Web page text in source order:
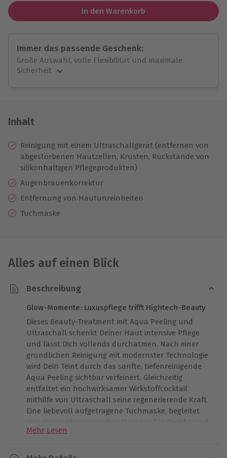
In den Warenkorb
Immer das passende Geschenk:
Große Auswahl, volle Flexibilität und maximale
Sicherheit
Jeder Gutschein für alle Erlebnisse einlösbar.
10 Jahre gültig & verlängerbar.
Inhalt
Reinigung mit einem Ultraschallgerät (entfernen von
abgestorbenen Hautzellen, Krusten, Rückstände von
silikonhaltigen Pflegeprodukten)
Augenbrauenkorrektur
Entfernung von Hautunreinheiten
Tuchmaske
Alles auf einen Blick
Beschreibung
Glow-Momente: Luxuspflege trifft Hightech-Beauty
Dieses Beauty-Treatment mit Aqua Peeling und
Ultraschall schenkt Deiner Haut intensive Pflege
und lässt Dich vollends durchatmen. Nach einer
gründlichen Reinigung mit modernster Technologie
wird Dein Teint durch das sanfte, tiefenreinigende
Aqua Peeling sichtbar verfeinert. Gleichzeitig
entfaltet ein hochwirksamer Wirkstoffcocktail
mithilfe von Ultraschall seine regenerierende Kraft.
Eine liebevoll aufgetragene Tuchmaske, begleitet
von einer entspannenden Massage für Gesicht und
Dekolleté, sorgt für Momente purer Schönheit.
wird durch eine präzise Augenbrauenkorrektur und
Mehr Lesen